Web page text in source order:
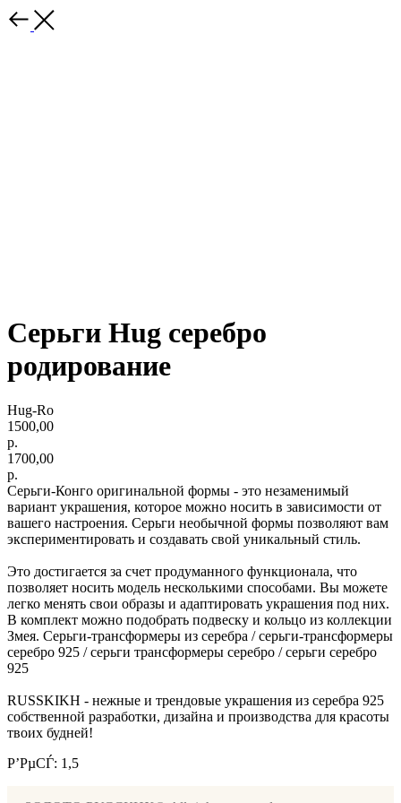
Серьги Hug серебро
родирование
Hug-Ro
1500,00
р.
1700,00
р.
Серьги-Конго оригинальной формы - это незаменимый
вариант украшения, которое можно носить в зависимости от
вашего настроения. Серьги необычной формы позволяют вам
экспериментировать и создавать свой уникальный стиль.
Это достигается за счет продуманного функционала, что
позволяет носить модель несколькими способами. Вы можете
легко менять свои образы и адаптировать украшения под них.
В комплект можно подобрать подвеску и кольцо из коллекции
Змея. Серьги-трансформеры из серебра / серьги-трансформеры
серебро 925 / серьги трансформеры серебро / серьги серебро
925
RUSSKIKH - нежные и трендовые украшения из серебра 925
собственной разработки, дизайна и производства для красоты
твоих будней!
Р’РµСЃ: 1,5